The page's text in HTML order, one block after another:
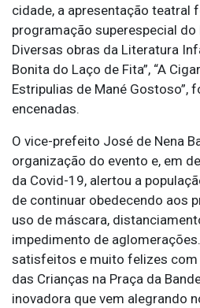
cidade, a apresentação teatral
programação superespecial do
Diversas obras da Literatura
Bonita do Laço de Fita”, “A
Estripulias de Mané Gostoso”,
encenadas.
O vice-prefeito José de Nena
organização do evento e, em
da Covid-19, alertou a
de continuar obedecendo aos
uso de máscara,
impedimento de
satisfeitos e muito felizes com
das Crianças na Praça da
inovadora que vem alegrando